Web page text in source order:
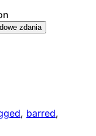
zdania
, barred,